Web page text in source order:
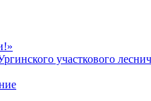
участкового